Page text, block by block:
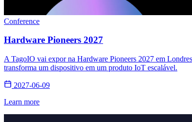
Conference
Hardware Pioneers 2027
A TagoIO vai expor na Hardware Pioneers 2027 em
transforma um dispositivo em um produto IoT escalável.
2027-06-09
Learn more